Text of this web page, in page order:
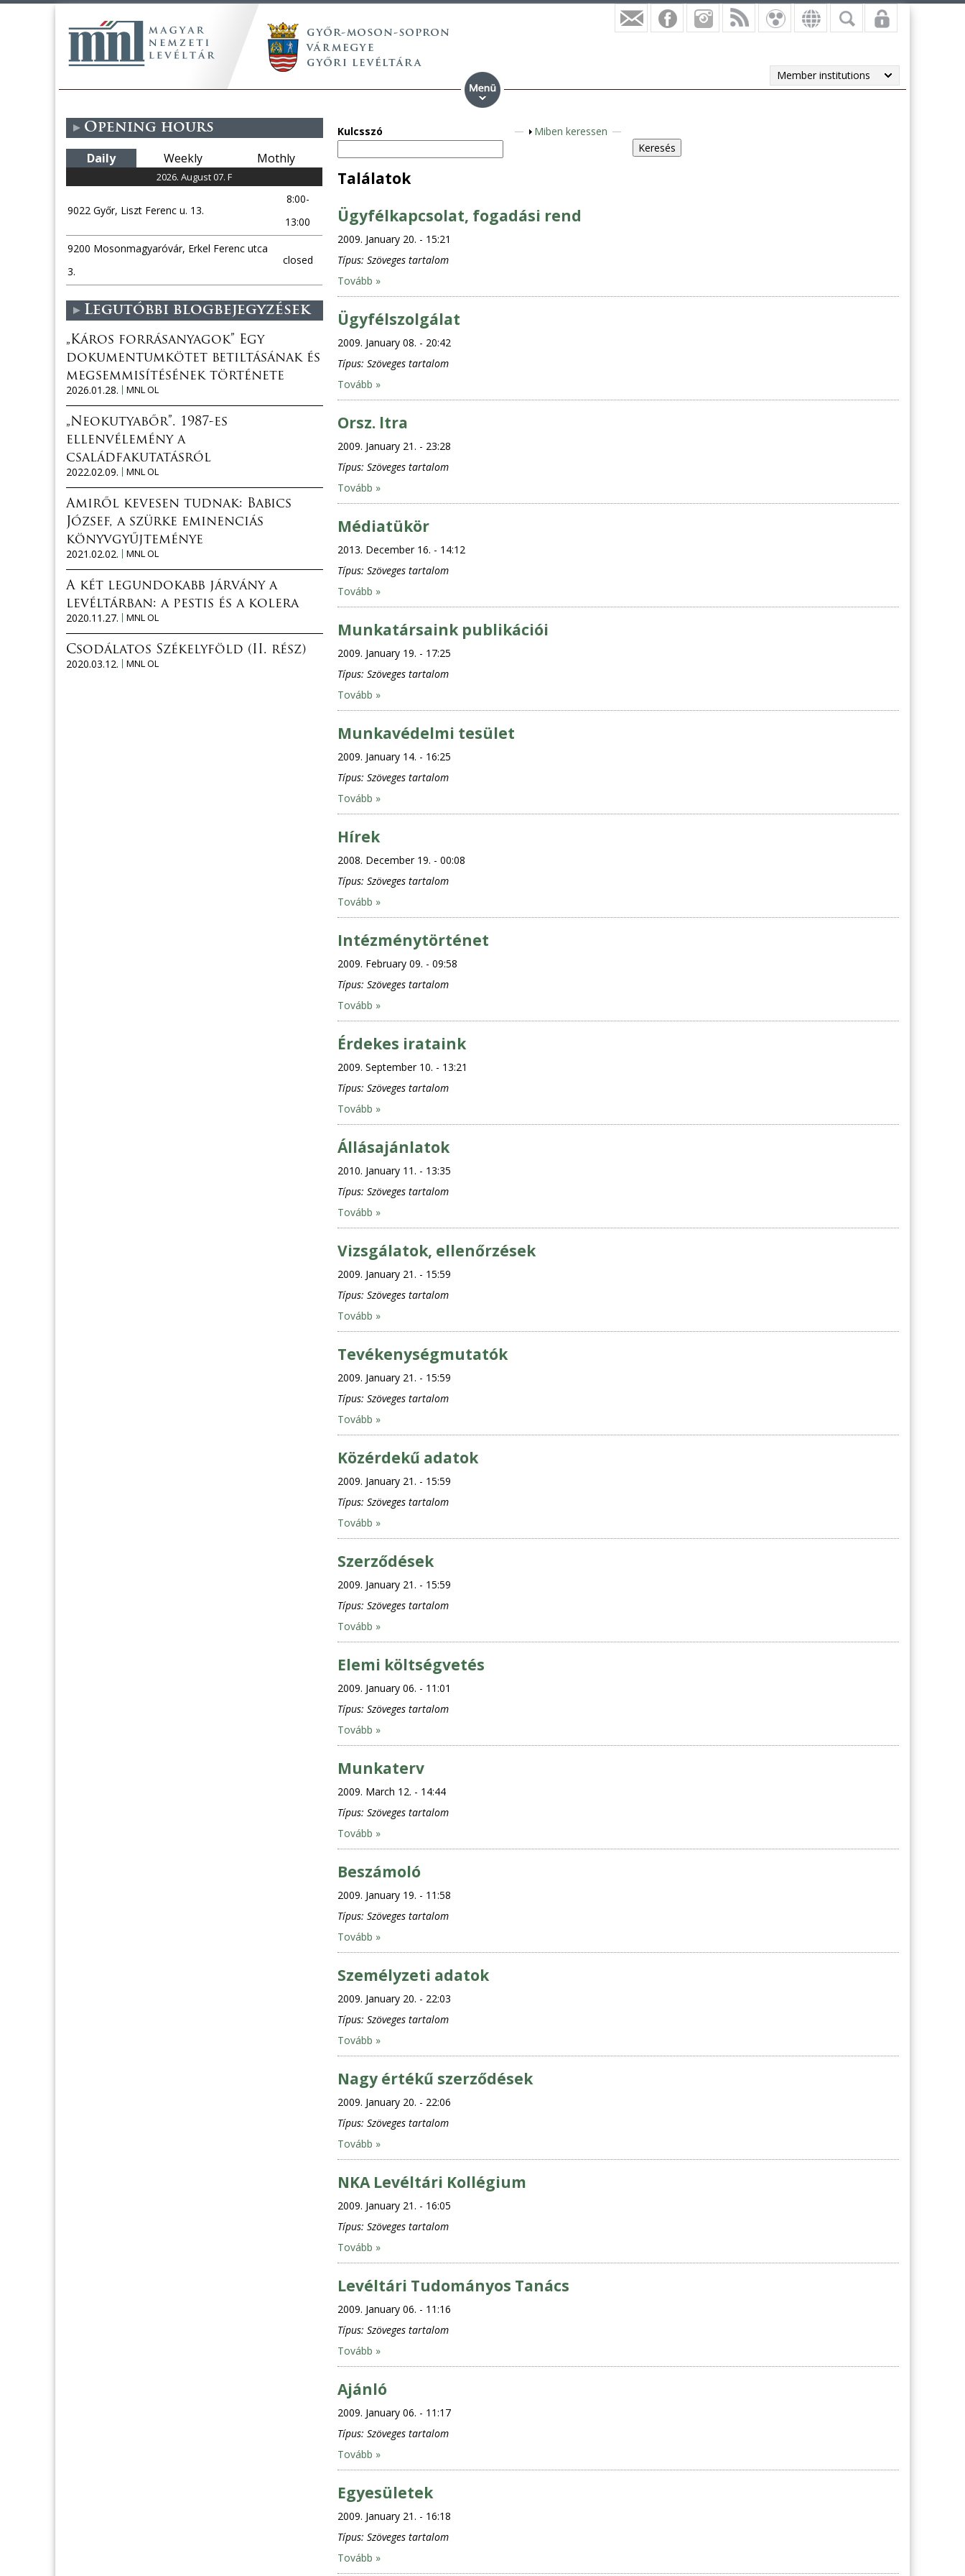
Member institutions
Kulcsszó
S
Miben keressen
Találatok
Ügyfélkapcsolat, fogadási rend
2009. January 20. - 15:21
Típus: Szöveges tartalom
Tovább »
Ügyfélszolgálat
2009. January 08. - 20:42
Típus: Szöveges tartalom
Tovább »
Orsz. ltra
2009. January 21. - 23:28
Típus: Szöveges tartalom
Tovább »
Médiatükör
2013. December 16. - 14:12
Típus: Szöveges tartalom
Tovább »
Munkatársaink publikációi
2009. January 19. - 17:25
Típus: Szöveges tartalom
Tovább »
Munkavédelmi tesület
2009. January 14. - 16:25
Típus: Szöveges tartalom
Tovább »
Hírek
2008. December 19. - 00:08
Típus: Szöveges tartalom
Tovább »
Intézménytörténet
2009. February 09. - 09:58
Típus: Szöveges tartalom
Tovább »
Érdekes irataink
2009. September 10. - 13:21
Típus: Szöveges tartalom
Tovább »
Állásajánlatok
2010. January 11. - 13:35
Típus: Szöveges tartalom
Tovább »
Vizsgálatok, ellenőrzések
2009. January 21. - 15:59
Típus: Szöveges tartalom
Tovább »
Tevékenységmutatók
2009. January 21. - 15:59
Típus: Szöveges tartalom
Tovább »
Közérdekű adatok
2009. January 21. - 15:59
Típus: Szöveges tartalom
Tovább »
Szerződések
2009. January 21. - 15:59
Típus: Szöveges tartalom
Tovább »
Elemi költségvetés
2009. January 06. - 11:01
Típus: Szöveges tartalom
Tovább »
Munkaterv
2009. March 12. - 14:44
Típus: Szöveges tartalom
Tovább »
Beszámoló
2009. January 19. - 11:58
Típus: Szöveges tartalom
Tovább »
Személyzeti adatok
2009. January 20. - 22:03
Típus: Szöveges tartalom
Tovább »
Nagy értékű szerződések
2009. January 20. - 22:06
Típus: Szöveges tartalom
Tovább »
NKA Levéltári Kollégium
2009. January 21. - 16:05
Típus: Szöveges tartalom
Tovább »
Levéltári Tudományos Tanács
2009. January 06. - 11:16
Típus: Szöveges tartalom
Tovább »
Ajánló
2009. January 06. - 11:17
Típus: Szöveges tartalom
Tovább »
Egyesületek
2009. January 21. - 16:18
Típus: Szöveges tartalom
Tovább »
Opening hours
Daily Weekly Mothly
2026. August 07. F
9022 Győr, Liszt Ferenc u. 13.
8:00-
13:00
9200 Mosonmagyaróvár, Erkel Ferenc utca
3.
closed
Legutóbbi blogbejegyzések
„Káros forrásanyagok” Egy
dokumentumkötet betiltásának és
megsemmisítésének története
2026.01.28.
MNL OL
„Neokutyabőr”. 1987-es
ellenvélemény a
családfakutatásról
2022.02.09.
MNL OL
Amiről kevesen tudnak: Babics
József, a szürke eminenciás
könyvgyűjteménye
2021.02.02.
MNL OL
A két legundokabb járvány a
levéltárban: a pestis és a kolera
2020.11.27.
MNL OL
Csodálatos Székelyföld (II. rész)
2020.03.12.
MNL OL